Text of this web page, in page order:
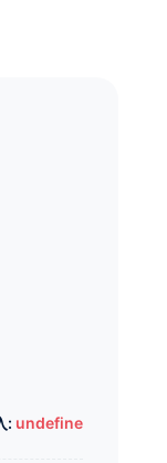
: undefined